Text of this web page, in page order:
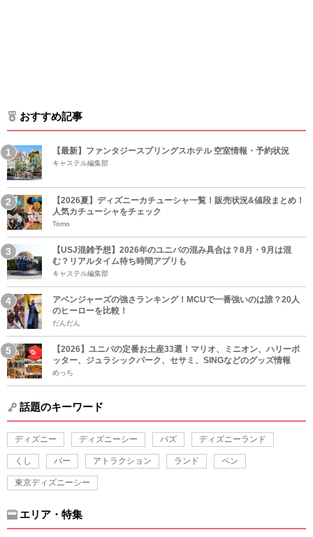
おすすめ記事
【最新】ファンタジースプリングスホテル 空室情報・予約状況
キャステル編集部
【2026夏】ディズニーカチューシャ一覧！販売状況&値段まとめ！
人気カチューシャをチェック
Tomo
【USJ混雑予想】2026年のユニバの混み具合は？8月・9月は混
む？リアルタイム待ち時間アプリも
キャステル編集部
アベンジャーズの強さランキング！MCUで一番強いのは誰？20人
のヒーローを比較！
だんだん
【2026】ユニバの定番お土産33選！マリオ、ミニオン、ハリーポ
ッター、ジュラシックパーク、セサミ、SINGなどのグッズ情報
めっち
話題のキーワード
ディズニー ディズニーシー バズ ディズニーランド
くし バー アトラクション ランド ペン
東京ディズニーシー
エリア・特集